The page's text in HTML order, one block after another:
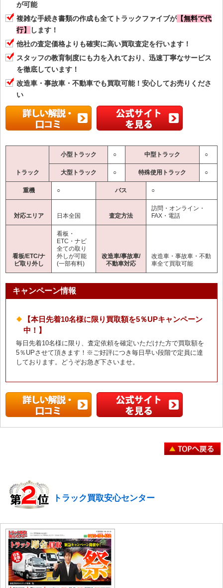
が可能
複雑な手続き書類の作成も全てトラックファイブが 【無料で代
行】
します！
他社の査定価格よりも確実に高い買取査定を行います！
スタッフの教育制度にも力を入れており、迅速丁寧なサービス
を徹底しています！
改造車・事故車・不動車でも買取可能！安心してお売りくださ
い
トラック
小型トラック ○ 中型トラック ○
大型トラック ○ 特殊使用トラック ○
重機 ○ バス ○
対応エリア 日本全国 査定方法
訪問・オンライン・
FAX・電話
看板/ETC/ナ
ビ取り外し
看板・
ETC・ナビ
全ての取り
外しが可能
(一部有料)
改造車/事故車/
不動車対応
改造車・事故車・不動
車全て買取可能
キャンペーン情報
【本日先着10名様に限り買取額を5％UPキャンペーン
中！】
毎日先着10名様に限り、査定依頼を確定いただけた方で買取額を
5％UPさせて頂きます！※ご好評につき毎日早い段階で定員に達
しております。どうぞお急ぎ下さいませ。
トラック買取安心センター